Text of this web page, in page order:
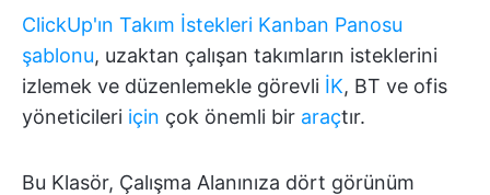
ClickUp'ın Takım İstekleri Kanban Panosu
şablonu, uzaktan çalışan takımların isteklerini
izlemek ve düzenlemekle görevli İK, BT ve ofis
yöneticileri için çok önemli bir araçtır.
Bu Klasör, Çalışma Alanınıza dört görünüm